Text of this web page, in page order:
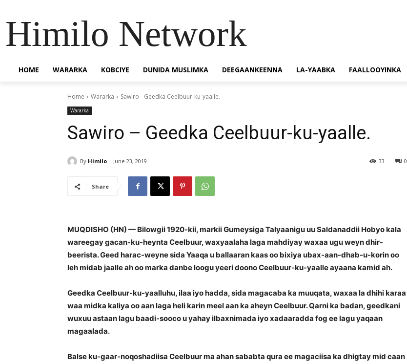
Himilo Network
HOME WARARKA KOBCIYE DUNIDA MUSLIMKA DEEGAANKEENNA LA-YAABKA FAALLOOYINKA
Home Wararka Sawiro - Geedka Ceelbuur-ku-yaalle.
Wararka
Sawiro – Geedka Ceelbuur-ku-yaalle.
By Himilo June 23, 2019 0
33
Share
MUQDISHO (HN) — Bilowgii 1920-kii, markii Gumeysiga Talyaanigu uu Saldanaddii Hobyo kala
wareegay gacan-ku-heynta Ceelbuur, waxyaalaha laga mahdiyay waxaa ugu weyn dhir-
beerista. Geed harac-weyne sida Yaaqa u ballaaran kaas oo bixiya ubax-aan-dhab-u-korin oo
leh midab jaalle ah oo marka danbe loogu yeeri doono Ceelbuur-ku-yaalle ayaana kamid ah.
Geedka Ceelbuur-ku-yaalluhu, ilaa iyo hadda, sida magacaba ka muuqata, waxaa la dhihi karaa
waa midka kaliya oo aan laga heli karin meel aan ka aheyn Ceelbuur. Qarni ka badan, geedkani
wuxuu astaan lagu baadi-sooco u yahay ilbaxnimada iyo xadaaradda fog ee lagu yaqaan
magaalada.
Balse ku-gaar-noqoshadiisa Ceelbuur ma ahan sababta qura ee magaciisa ka dhigtay mid caan